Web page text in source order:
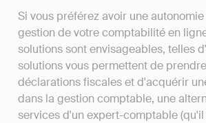
Si vous préférez avoir une
gestion de votre comptabilité en
solutions sont envisageables, telles
solutions vous permettent de
déclarations fiscales et d'acquérir
dans la gestion comptable, une
services d'un expert-comptable